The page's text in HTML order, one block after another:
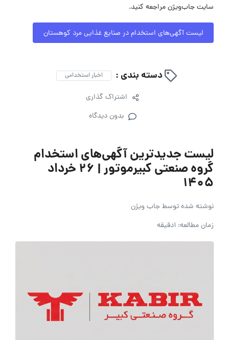
سایت جاب‌ویژن مراجعه کنید.
لیست آگهی‌های استخدام در صنایع غذایی مرد کوهستان
دسته بندی : اخبار استخدامی
اشتراک گذاری
بدون دیدگاه
لیست جدیدترین آگهی‌های استخدام
گروه صنعتی کبیرموتور | ۲۶ خرداد
۱۴۰۵
نوشته شده توسطجاب ویژن
زمان مطالعه: 1دقیقه